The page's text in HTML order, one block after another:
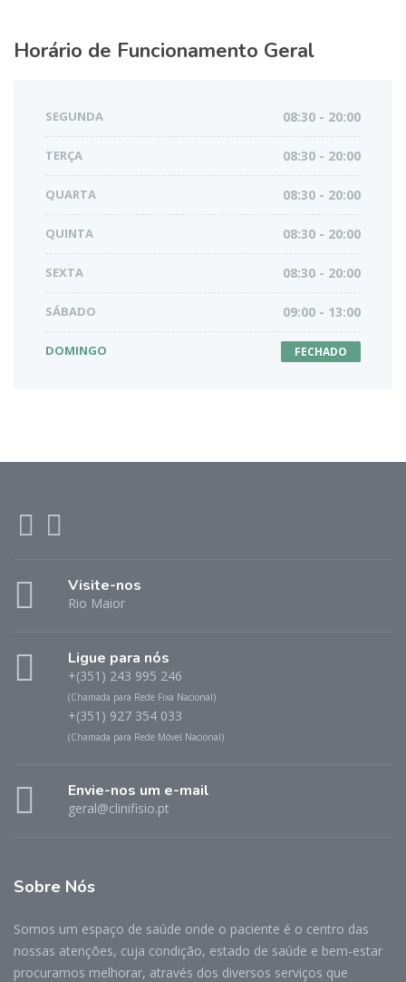
Horário de Funcionamento Geral
SEGUNDA 08:30 - 20:00
TERÇA 08:30 - 20:00
QUARTA 08:30 - 20:00
QUINTA 08:30 - 20:00
SEXTA 08:30 - 20:00
SÁBADO 09:00 - 13:00
DOMINGO FECHADO
Visite-nos
Rio Maior
Ligue para nós
+(351) 243 995 246
(Chamada para Rede Fixa Nacional)
+(351) 927 354 033
(Chamada para Rede Móvel Nacional)
Envie-nos um e-mail
geral@clinifisio.pt
Sobre Nós
Somos um espaço de saúde onde o paciente é o centro das
nossas atenções, cuja condição, estado de saúde e bem-estar
procuramos melhorar, através dos diversos serviços que